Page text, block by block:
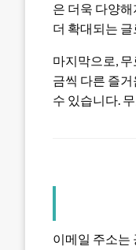
은 더욱 다양
더 확대되는
마지막으로,
금씩 다른 즐
수 있습니다.
이메일 주소는